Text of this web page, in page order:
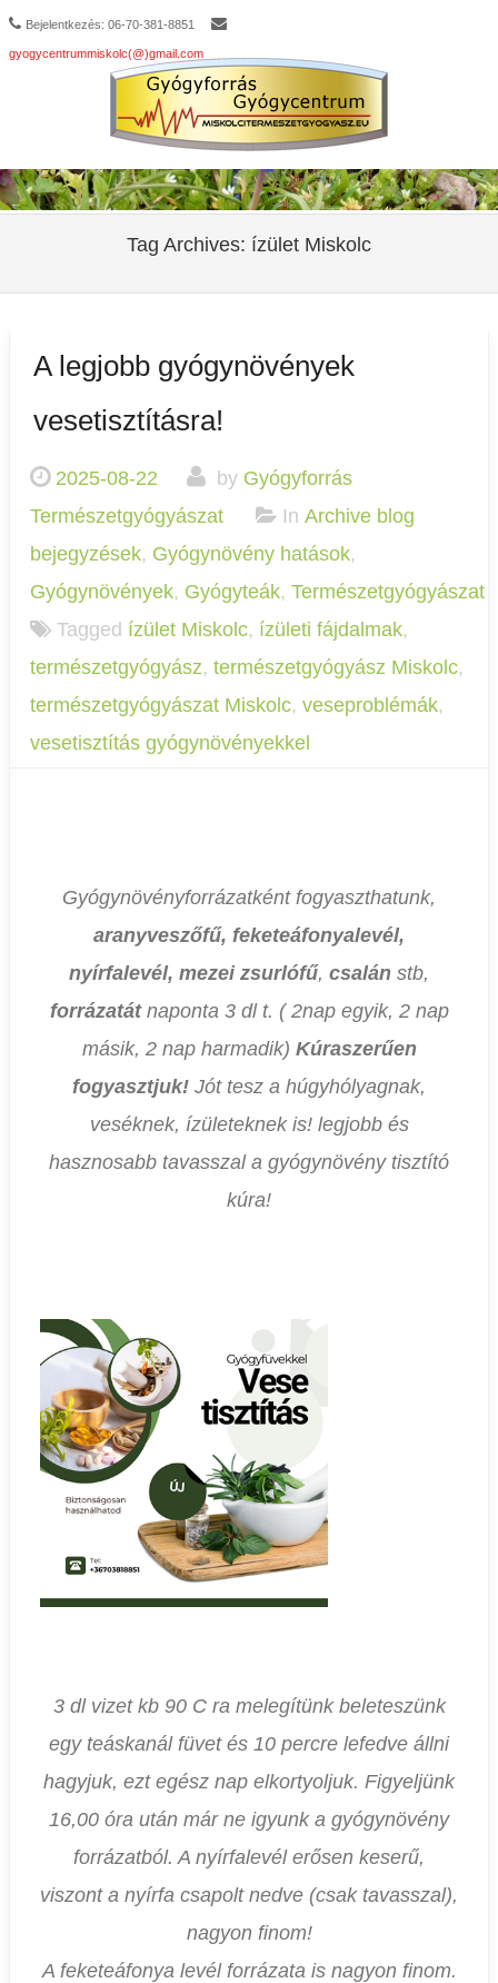
Bejelentkezés: 06-70-381-8851
gyogycentrummiskolc(@)gmail.com
Tag Archives: ízület Miskolc
A legjobb gyógynövények
vesetisztításra!
2025-08-22 by Gyógyforrás
Természetgyógyászat
In Archive blog
bejegyzések, Gyógynövény hatások,
Gyógynövények, Gyógyteák, Természetgyógyászat
Tagged ízület Miskolc, ízületi fájdalmak,
természetgyógyász, természetgyógyász Miskolc,
természetgyógyászat Miskolc, veseproblémák,
vesetisztítás gyógynövényekkel
Gyógynövényforrázatként fogyaszthatunk,
aranyveszőfű, feketeáfonyalevél,
nyírfalevél, mezei zsurlófű, csalán stb,
forrázatátnaponta 3 dl t. ( 2nap egyik, 2 nap
másik, 2 nap harmadik) Kúraszerűen
fogyasztjuk! Jót tesz a húgyhólyagnak,
veséknek, ízületeknek is! legjobb és
hasznosabb tavasszal a gyógynövény tisztító
kúra!
3 dl vizet kb 90 C ra melegítünk beleteszünk
egy teáskanál füvet és 10 percre lefedve állni
hagyjuk, ezt egész nap elkortyoljuk. Figyeljünk
16,00 óra után már ne igyunk a gyógynövény
forrázatból. A nyírfalevél erősen keserű,
viszont a nyírfa csapolt nedve (csak tavasszal),
nagyon finom!
A feketeáfonya levél forrázata is nagyon finom.